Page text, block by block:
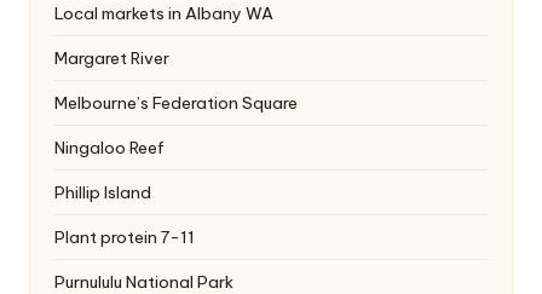
Local markets in Albany WA
Margaret River
Melbourne’s Federation Square
Ningaloo Reef
Phillip Island
Plant protein 7-11
Purnululu National Park